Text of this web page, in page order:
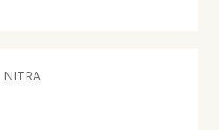
NITRA